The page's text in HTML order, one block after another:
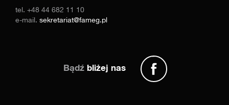
tel. +48 44 682 11 10
e-mail. sekretariat@fameg.pl
Bądź bliżej nas